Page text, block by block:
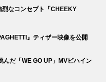
なコンセプト「CHEEKY
』ティザー映像を公開
だ「WE GO UP」MVビハイン